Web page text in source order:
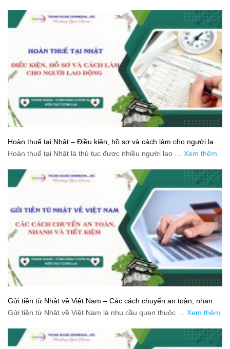
Hoàn thuế tại Nhật – Điều kiện, hồ sơ và cách làm cho người lao
động
Hoàn thuế tại Nhật là thủ tục được nhiều người lao … Xem thêm
Gửi tiền từ Nhật về Việt Nam – Các cách chuyển an toàn, nhanh
và tiết kiệm
Gửi tiền từ Nhật về Việt Nam là nhu cầu quen thuộc … Xem thêm